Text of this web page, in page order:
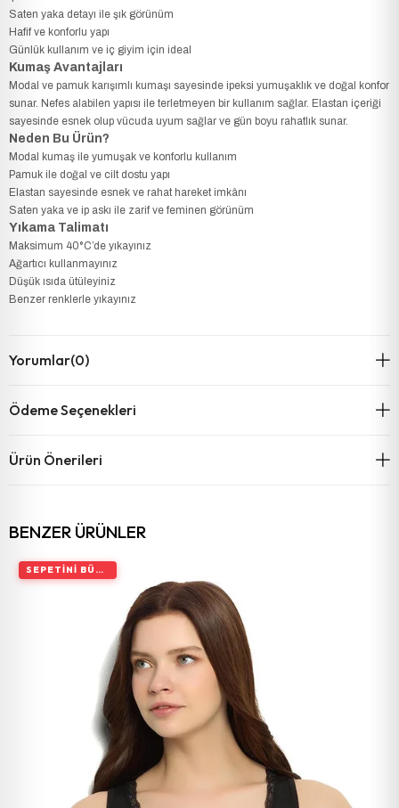
Saten yaka detayı ile şık görünüm
Hafif ve konforlu yapı
Günlük kullanım ve iç giyim için ideal
Kumaş Avantajları
Modal ve pamuk karışımlı kumaşı sayesinde ipeksi yumuşaklık ve doğal konfor
sunar. Nefes alabilen yapısı ile terletmeyen bir kullanım sağlar. Elastan içeriği
sayesinde esnek olup vücuda uyum sağlar ve gün boyu rahatlık sunar.
Neden Bu Ürün?
Modal kumaş ile yumuşak ve konforlu kullanım
Pamuk ile doğal ve cilt dostu yapı
Elastan sayesinde esnek ve rahat hareket imkânı
Saten yaka ve ip askı ile zarif ve feminen görünüm
Yıkama Talimatı
Maksimum 40°C’de yıkayınız
Ağartıcı kullanmayınız
Düşük ısıda ütüleyiniz
Benzer renklerle yıkayınız
Yorumlar(0)
Ödeme Seçenekleri
Ürün Önerileri
BENZER ÜRÜNLER
SEPETINI BÜYÜT, İNDIRIMI ARTIR